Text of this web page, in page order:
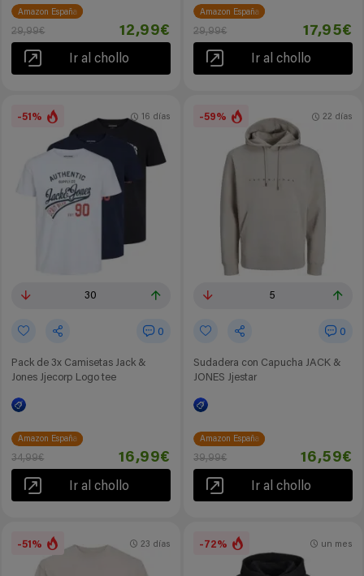
Amazon España
29,99€ 12,99€
Ir al chollo
Amazon España
29,99€ 17,95€
Ir al chollo
-51%
30
0
Pack de 3x Camisetas Jack &
Jones Jjecorp Logo tee
16 días
Amazon España
34,99€ 16,99€
Ir al chollo
-59%
5
0
Sudadera con Capucha JACK &
JONES Jjestar
22 días
Amazon España
39,99€ 16,59€
Ir al chollo
-51% 23 días -72% un mes